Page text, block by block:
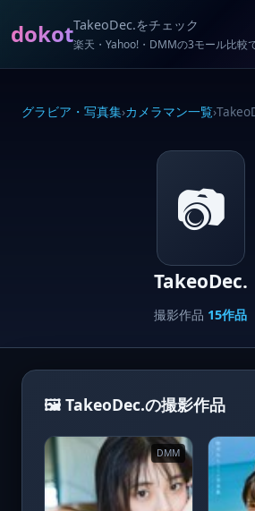
dokotTakeoDec.をチェック
楽天・Yahoo!・DMMの3モール比較
グラビア・写真集›カメラマン一覧›
📷
TakeoDec.
撮影作品 15作品
🖼️ TakeoDec.の撮影作品
DMM